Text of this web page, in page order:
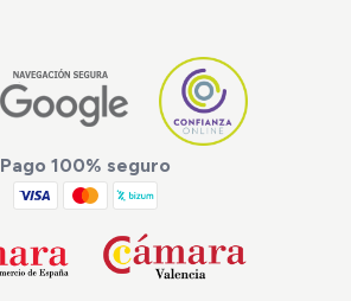
Pago 100% seguro